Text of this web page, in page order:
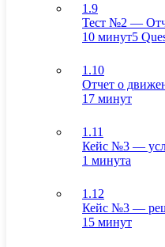
1.9
Тест №2 —
10 минут5
1.10
Отчет о
17 минут
1.11
Кейс №3 —
1 минута
1.12
Кейс №3 —
15 минут